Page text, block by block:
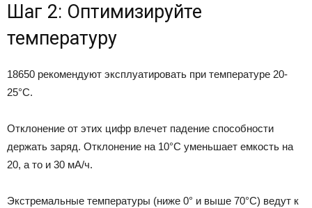
Шаг 2: Оптимизируйте
температуру
18650 рекомендуют эксплуатировать при температуре 20-
25°С.
Отклонение от этих цифр влечет падение способности
держать заряд. Отклонение на 10°С уменьшает емкость на
20, а то и 30 мА/ч.
Экстремальные температуры (ниже 0° и выше 70°С) ведут к